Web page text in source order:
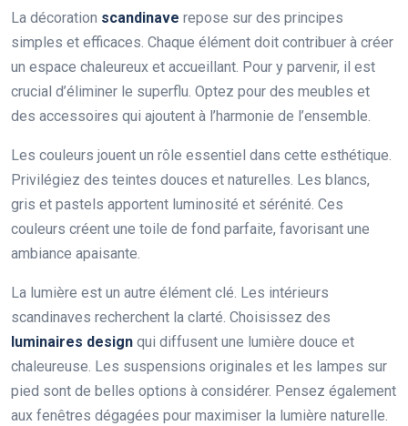
La décoration scandinave repose sur des principes
simples et efficaces. Chaque élément doit contribuer à créer
un espace chaleureux et accueillant. Pour y parvenir, il est
crucial d’éliminer le superflu. Optez pour des meubles et
des accessoires qui ajoutent à l’harmonie de l’ensemble.
Les couleurs jouent un rôle essentiel dans cette esthétique.
Privilégiez des teintes douces et naturelles. Les blancs,
gris et pastels apportent luminosité et sérénité. Ces
couleurs créent une toile de fond parfaite, favorisant une
ambiance apaisante.
La lumière est un autre élément clé. Les intérieurs
scandinaves recherchent la clarté. Choisissez des
luminaires design qui diffusent une lumière douce et
chaleureuse. Les suspensions originales et les lampes sur
pied sont de belles options à considérer. Pensez également
aux fenêtres dégagées pour maximiser la lumière naturelle.